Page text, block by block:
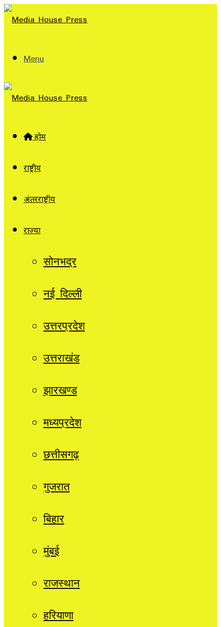
Menu
होम
राष्ट्रीय
अंतरराष्ट्रीय
राज्यों
सोनभद्र
नई दिल्ली
उत्तरप्रदेश
उत्तराखंड
झारखण्ड
मध्यप्रदेश
छत्तीसगढ़
गुजरात
बिहार
मुंबई
राजस्थान
हरियाणा